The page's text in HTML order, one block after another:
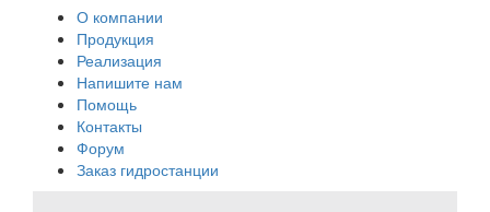
О компании
Продукция
Реализация
Напишите нам
Помощь
Контакты
Форум
Заказ гидростанции